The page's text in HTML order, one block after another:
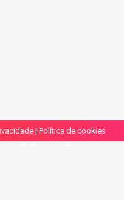
| Política de cookies